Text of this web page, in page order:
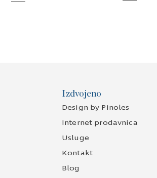
Izdvojeno
Design by Pinoles
Internet prodavnica
Usluge
Kontakt
Blog